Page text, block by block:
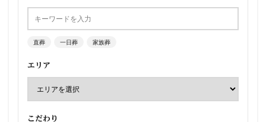
直葬 一日葬 家族葬
エリア
こだわり